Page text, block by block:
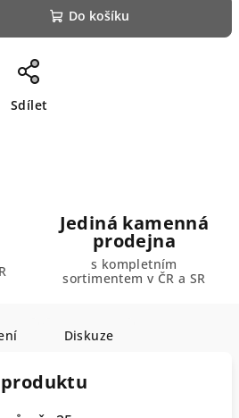
Do košíku
Sdílet
Jediná kamenná
prodejna
s kompletním
sortimentem v ČR a SR
Diskuze